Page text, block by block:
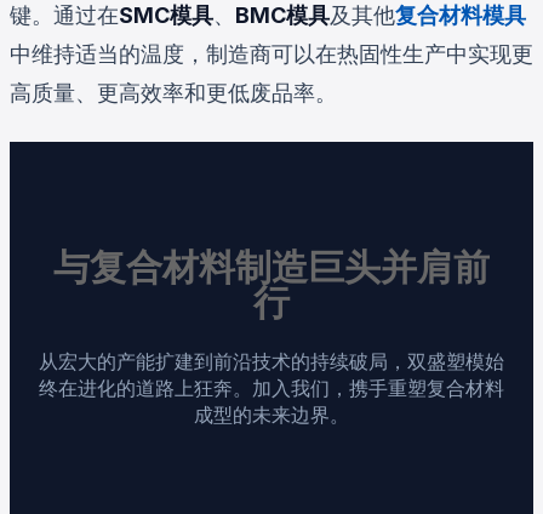
键。通过在SMC模具、 BMC模具及其他复合材料模具
中维持适当的温度，制造商可以在热固性生产中实现更
高质量、更高效率和更低废品率。
与复合材料制造巨头并肩前
行
从宏大的产能扩建到前沿技术的持续破局，双盛塑模始
终在进化的道路上狂奔。加入我们，携手重塑复合材料
成型的未来边界。